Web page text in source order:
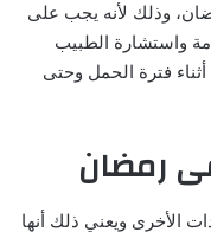
وذلك لأنه يجب على
واستشارة الطبيب
فترة الحمل وحتى
رمضان
الأخرى ويعني ذلك أنها